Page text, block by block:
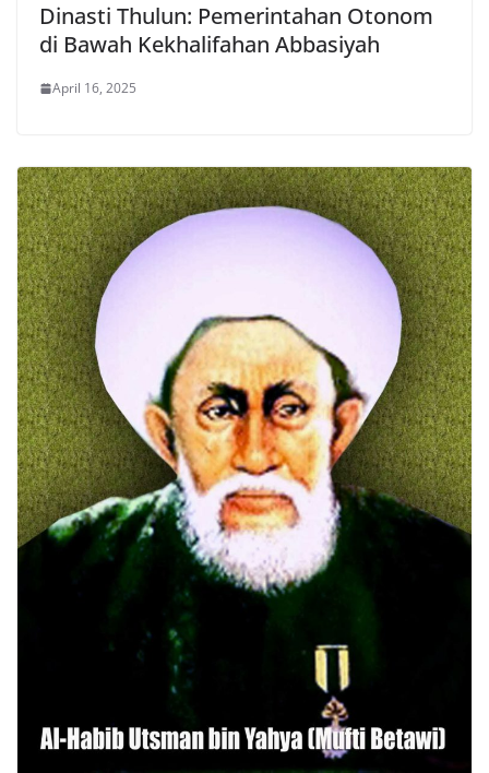
Dinasti Thulun: Pemerintahan Otonom
di Bawah Kekhalifahan Abbasiyah
April 16, 2025